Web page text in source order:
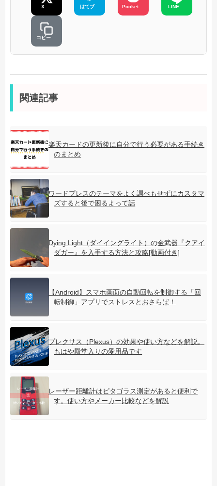
X はてブ Pocket LINE
コピー
関連記事
楽天カードの更新後に自分で行う必要がある手続き
のまとめ
ワードプレスのテーマをよく調べもせずにカスタマ
ズすると後で困るよって話
Dying Light（ダイイングライト）の金武器『クアイ
ダガー』を入手する方法と攻略[動画付き]
【Android】スマホ画面の自動回転を制御する「回
転制御」アプリでストレスとおさらば！
プレクサス（Plexus）の効果や使い方などを解説。
もはや殿堂入りの愛用品です
レーザー距離計はピタゴラス測定があると便利で
す。使い方やメーカー比較などを解説